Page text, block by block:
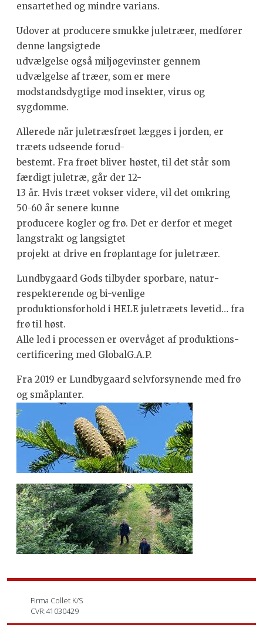
ensartethed og mindre varians.
Udover at producere smukke juletræer, medfører
denne langsigtede
udvælgelse også miljøgevinster gennem
udvælgelse af træer, som er mere
modstandsdygtige mod insekter, virus og
sygdomme.
Allerede når juletræsfrøet lægges i jorden, er
træets udseende forud-
­bestemt. Fra frøet bliver høstet, til det står som
færdigt juletræ, går der 12-
13 år. Hvis træet vokser videre, vil det omkring
50-60 år senere kunne
producere kogler og frø. Det er derfor et meget
langstrakt og langsigtet
projekt at drive en frøplantage for juletræer.
Lundbygaard Gods tilbyder sporbare, natur­
respekterende og bi-venlige
produktionsforhold i HELE juletræets levetid… fra
frø til høst.
Alle led i processen er overvåget af produktions­
certificering med GlobalG.A.P.
Fra 2019 er Lundbygaard selvforsynende med frø
og småplanter.
Firma Collet K/S
CVR:41030429